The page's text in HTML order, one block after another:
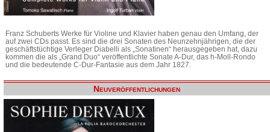
Franz Schuberts Werke für Violine und Klavier haben genau den Umfang, der
auf zwei CDs passt. Es sind die drei Sonaten des Neunzehnjährigen, die der
geschäftstüchtige Verleger Diabelli als „Sonatinen“ herausgegeben hat, dazu
kommen die als „Grand Duo“ veröffentlichte Sonate A-Dur, das h-Moll-Rondo
und die bedeutende C-Dur-Fantasie aus dem Jahr 1827.
Neuveröffentlichungen